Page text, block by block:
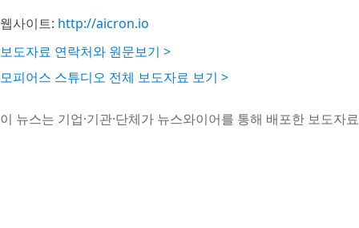
웹사이트: http://aicron.io
보도자료 연락처와 원문보기 >
모피어스 스튜디오 전체 보도자료 보기 >
이 뉴스는 기업·기관·단체가 뉴스와이어를 통해 배포한 보도자